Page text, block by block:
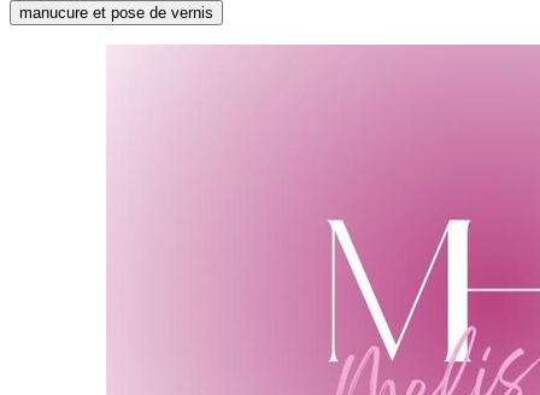
manucure et pose de vernis